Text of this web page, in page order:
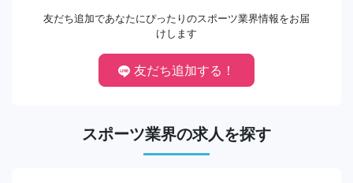
友だち追加であなたにぴったりのスポーツ業界情報をお届
けします
友だち追加する！
スポーツ業界の求人を探す